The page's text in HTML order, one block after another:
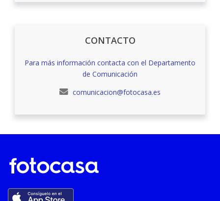
CONTACTO
Para más información contacta con el Departamento
de Comunicación
comunicacion@fotocasa.es